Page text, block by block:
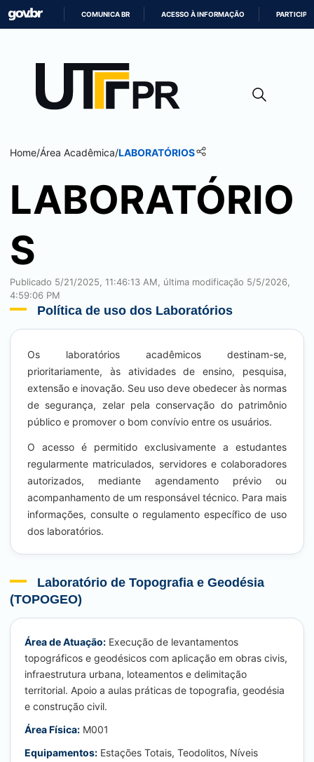
CONTEÚDO
COMUNICA BR ACESSO À INFORMAÇÃO PARTICIPE
Home/Área Acadêmica/LABORATÓRIOS
LABORATÓRIO
S
Publicado 5/21/2025, 11:46:13 AM, última modificação 5/5/2026,
4:59:06 PM
Política de uso dos Laboratórios
Os laboratórios acadêmicos destinam-se,
prioritariamente, às atividades de ensino, pesquisa,
extensão e inovação. Seu uso deve obedecer às normas
de segurança, zelar pela conservação do patrimônio
público e promover o bom convívio entre os usuários.
O acesso é permitido exclusivamente a estudantes
regularmente matriculados, servidores e colaboradores
autorizados, mediante agendamento prévio ou
acompanhamento de um responsável técnico. Para mais
informações, consulte o regulamento específico de uso
dos laboratórios.
Laboratório de Topografia e Geodésia
(TOPOGEO)
Área de Atuação: Execução de levantamentos
topográficos e geodésicos com aplicação em obras civis,
infraestrutura urbana, loteamentos e delimitação
territorial. Apoio a aulas práticas de topografia, geodésia
e construção civil.
Área Física: M001
Equipamentos: Estações Totais, Teodolitos, Níveis